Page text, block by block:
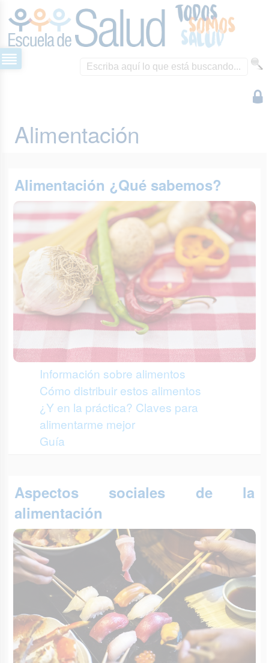
Alimentación
Alimentación ¿Qué sabemos?
Información sobre alimentos
Cómo distribuir estos alimentos
¿Y en la práctica? Claves para
alimentarme mejor
Guía
Aspectos sociales de la
alimentación